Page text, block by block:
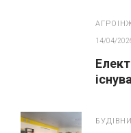
14/04/